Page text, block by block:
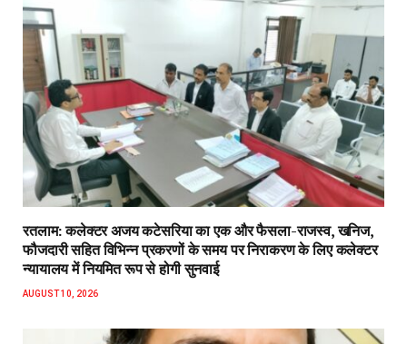
रतलाम: कलेक्टर अजय कटेसरिया का एक और फैसला-राजस्व, खनिज,
फौजदारी सहित विभिन्न प्रकरणों के समय पर निराकरण के लिए कलेक्टर
न्यायालय में नियमित रूप से होगी सुनवाई
AUGUST 10, 2026